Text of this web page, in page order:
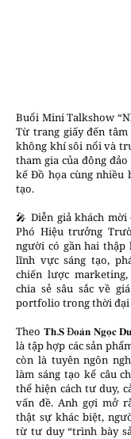
Buổi Mini Talkshow
Từ trang giấy đến
không khí sôi nổi và
tham gia của đông
kế Đồ họa cùng nhiều
tạo.
🎤 Diễn giả khách mời
Phó Hiệu trưởng
người có gần hai
lĩnh vực sáng tạo,
chiến lược
chia sẻ sâu sắc về
portfolio trong thời đại
Theo 𝐓𝐡.𝐒 Đ𝐨𝐚̀𝐧 𝐍𝐠𝐨̣𝐜
là tập hợp các sản
còn là tuyên ngôn
làm sáng tạo kể câu
thể hiện cách tư duy,
vấn đề. Anh gợi mở
thật sự khác biệt,
từ tư duy “trình bày